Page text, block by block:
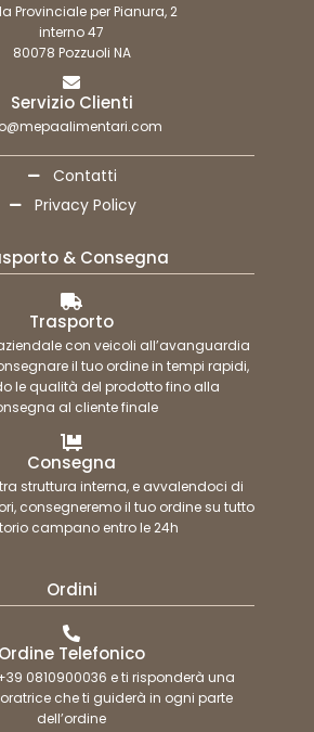
Provinciale per Pianura, 2
interno 47
80078 Pozzuoli NA
Servizio Clienti
Contatti
Privacy Policy
& Consegna
Trasporto
con veicoli all’avanguardia
il tuo ordine in tempi rapidi,
le qualità del prodotto fino alla
al cliente finale
Consegna
struttura interna, e avvalendoci di
consegneremo il tuo ordine su tutto
campano entro le 24h
Ordini
Ordine Telefonico
0810900036 e ti risponderà una
che ti guiderà in ogni parte
dell’ordine